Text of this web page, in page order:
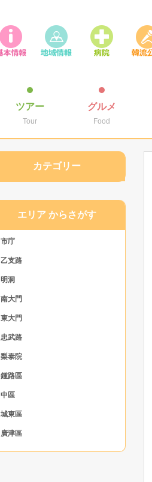
ツアー
Tour
グルメ
Food
カテゴリー
エリア からさがす
市庁
乙支路
明洞
南大門
東大門
忠武路
梨泰院
鍾路區
中區
城東區
廣津區
東大門区